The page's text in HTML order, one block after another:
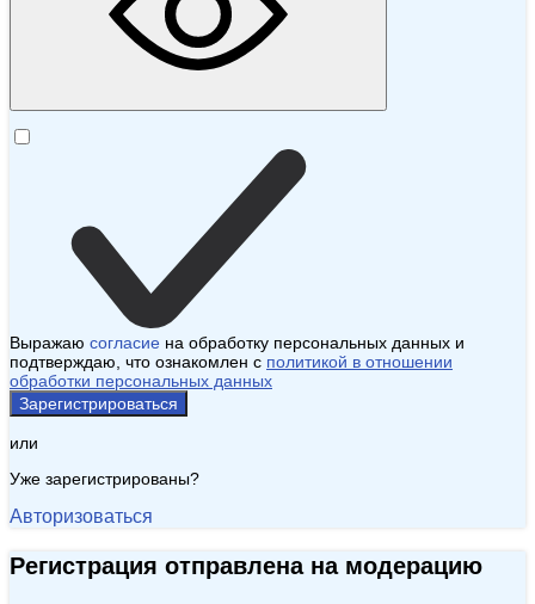
Выражаю согласие на обработку персональных данных и
подтверждаю, что ознакомлен с политикой в отношении
обработки персональных данных
Зарегистрироваться
или
Уже зарегистрированы?
Авторизоваться
Регистрация отправлена на модерацию